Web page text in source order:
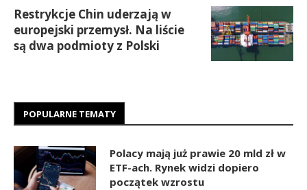
Restrykcje Chin uderzają w
europejski przemysł. Na liście
są dwa podmioty z Polski
POPULARNE TEMATY
Polacy mają już prawie 20 mld zł w
ETF-ach. Rynek widzi dopiero
początek wzrostu